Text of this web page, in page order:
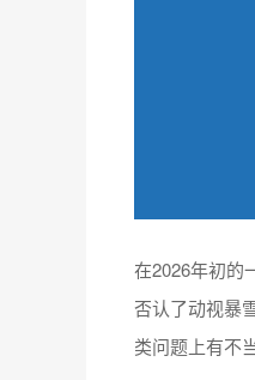
在2026年初的
否认了动视暴
类问题上有不